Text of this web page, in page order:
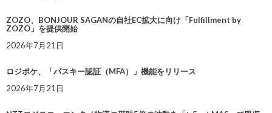
ZOZO、BONJOUR SAGANの自社EC拡大に向け「Fulfillment by
ZOZO」を提供開始
2026年7月21日
ロジポケ、「パスキー認証（MFA）」機能をリリース
2026年7月21日